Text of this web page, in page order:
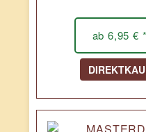
ab 6,95 € *